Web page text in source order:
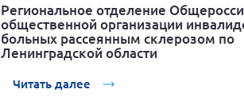
Региональное отделение
общественной организации
больных рассеянным склерозом по
Ленинградской области
Читать далее